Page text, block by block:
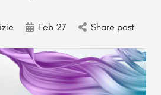
Feb 27 Share post